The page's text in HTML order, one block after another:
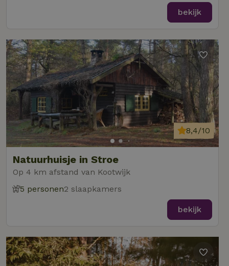
bekijk
Natuurhuisje in Stroe
Op 4 km afstand van Kootwijk
8,4/10
5 personen2 slaapkamers
bekijk